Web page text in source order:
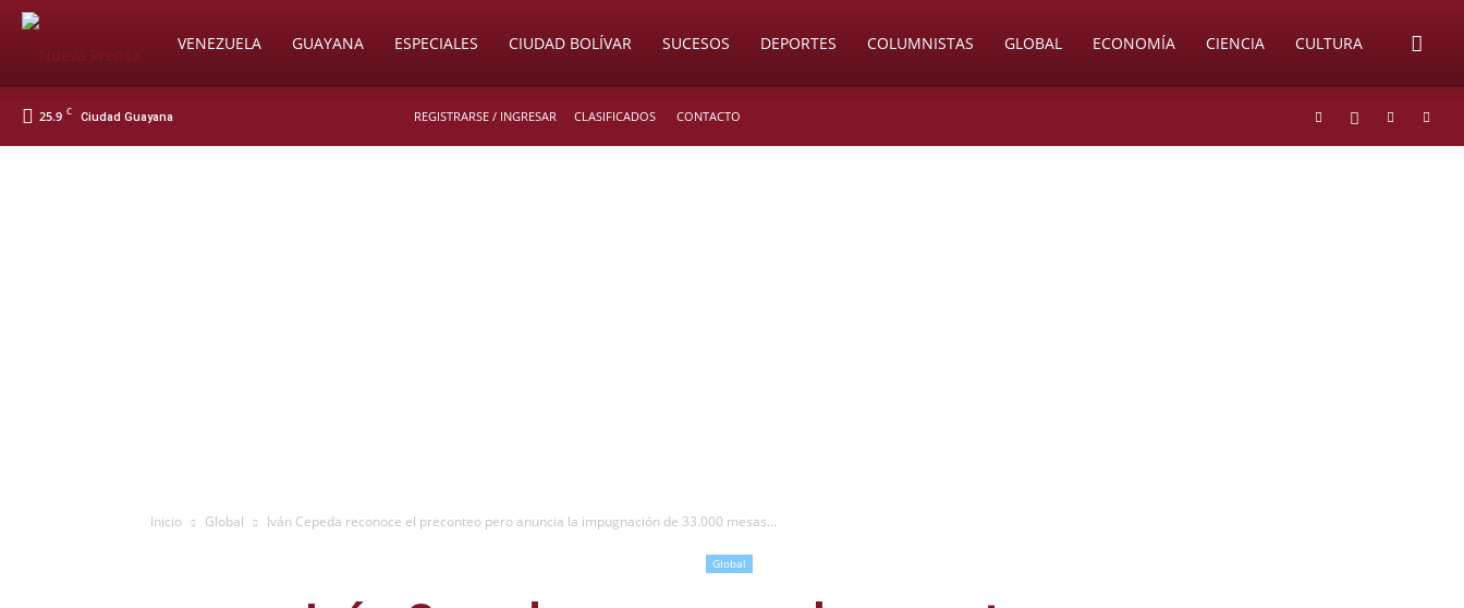
SoyVENEZUELA GUAYANA ESPECIALES CIUDAD BOLÍVAR SUCESOS DEPORTES COLUMNISTAS GLOBAL ECONOMÍA CIENCIA CULTURA
25.9 C Ciudad Guayana REGISTRARSE / INGRESAR CLASIFICADOS CONTACTO
Inicio Global Iván Cepeda reconoce el preconteo pero anuncia la impugnación de 33.000 mesas...
Global